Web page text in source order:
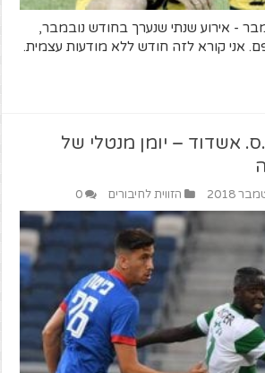
- אירוע שנתי שנערך בחודש נובמבר,
אני קורא לזה חודש ללא מודעות עצמית.
אשדוד – יומן מנטלי של
הזווית לחיבורים 0